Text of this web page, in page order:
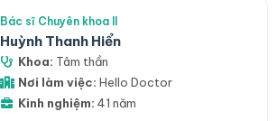
Bác sĩ Chuyên khoa II
Huỳnh Thanh Hiển
Khoa: Tâm thần
Nơi làm việc: Hello Doctor
Kinh nghiệm: 41 năm